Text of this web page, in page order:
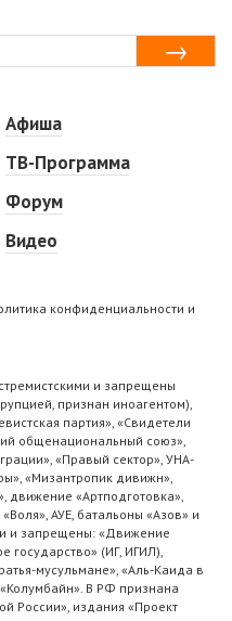
Афиша
ТВ-Программа
Форум
Видео
конфиденциальности и
и запрещены
признан иноагентом),
партия», «Свидетели
общенациональный союз»,
«Правый сектор», УНА-
«Мизантропик дивижн»,
движение «Артподготовка»,
АУЕ, батальоны «Азов» и
и запрещены: «Движение
государство» (ИГ, ИГИЛ),
мусульмане», «Аль-Каида в
В РФ признана
России», издания «Проект